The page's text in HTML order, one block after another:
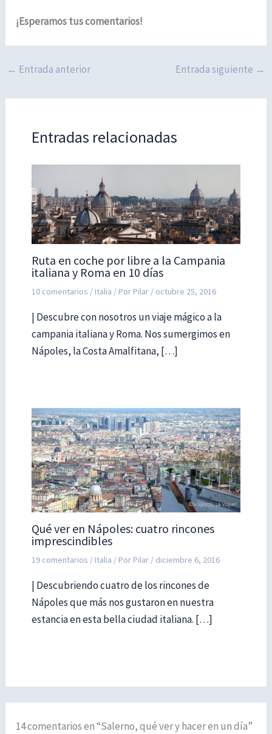
¡Esperamos tus comentarios!
← Entrada anterior Entrada siguiente →
Entradas relacionadas
Ruta en coche por libre a la Campania
italiana y Roma en 10 días
10 comentarios / Italia / Por Pilar / octubre 25, 2016
| Descubre con nosotros un viaje mágico a la
campania italiana y Roma. Nos sumergimos en
Nápoles, la Costa Amalfitana, […]
Qué ver en Nápoles: cuatro rincones
imprescindibles
19 comentarios / Italia / Por Pilar / diciembre 6, 2016
| Descubriendo cuatro de los rincones de
Nápoles que más nos gustaron en nuestra
estancia en esta bella ciudad italiana. […]
14 comentarios en “Salerno, qué ver y hacer en un día”